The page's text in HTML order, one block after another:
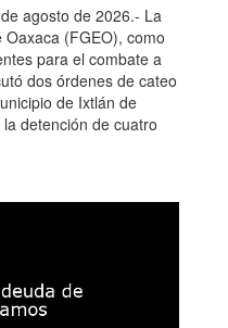
agosto de 2026.- La
(FGEO), como
para el combate a
dos órdenes de cateo
de Ixtlán de
detención de cuatro